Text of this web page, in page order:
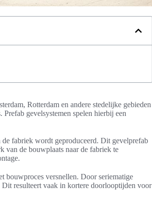
Rotterdam en andere stedelijke gebieden
gevelsystemen spelen hierbij een
fabriek wordt geproduceerd. Dit gevelprefab
van de bouwplaats naar de fabriek te
bouwproces versnellen. Door seriematige
resulteert vaak in kortere doorlooptijden voor